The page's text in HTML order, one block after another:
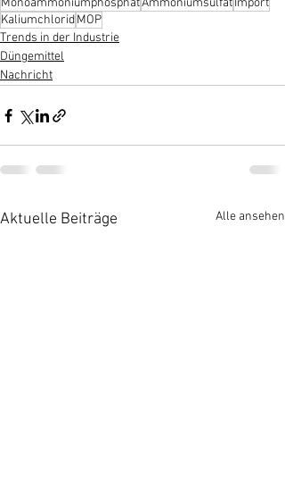
MonoammoniumphosphatAmmoniumsulfatImport
KaliumchloridMOP
Trends in der Industrie
Düngemittel
Nachricht
Aktuelle Beiträge Alle ansehen